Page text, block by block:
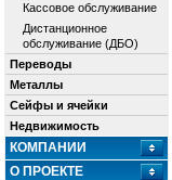
Кассовое обслуживание
Дистанционное
обслуживание (ДБО)
Переводы
Металлы
Сейфы и ячейки
Недвижимость
КОМПАНИИ
О ПРОЕКТЕ